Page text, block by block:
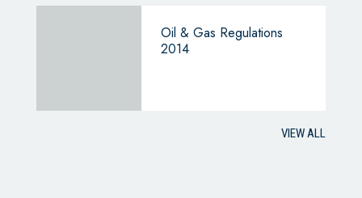
Oil & Gas Regulations
2014
VIEW ALL